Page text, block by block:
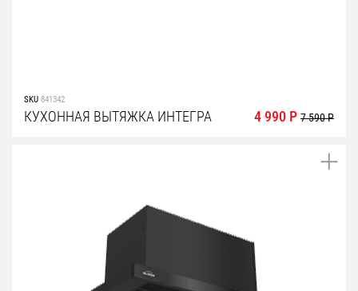
SKU 841342
КУХОННАЯ ВЫТЯЖКА ИНТЕГРА 4 990 Р 7 590 Р